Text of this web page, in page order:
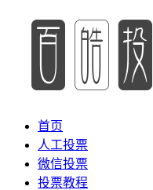
首页
人工投票
微信投票
投票教程